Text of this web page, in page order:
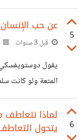
ولم
بأنها تعطي أولوية
على أنها أضعف من
بشكل كبير
على
5
عن حب
قبل 3 سنوات
يقول
المتعة ولو كانت
ترتبط محاولة
كان أم حيواناً-
6
لماذا
يتحول